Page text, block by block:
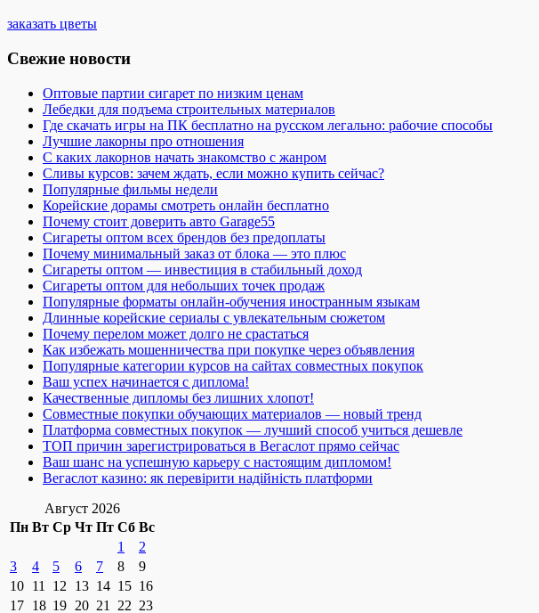
заказать цветы
Свежие новости
Оптовые партии сигарет по низким ценам
Лебедки для подъема строительных материалов
Где скачать игры на ПК бесплатно на русском легально: рабочие способы
Лучшие лакорны про отношения
С каких лакорнов начать знакомство с жанром
Сливы курсов: зачем ждать, если можно купить сейчас?
Популярные фильмы недели
Корейские дорамы смотреть онлайн бесплатно
Почему стоит доверить авто Garage55
Сигареты оптом всех брендов без предоплаты
Почему минимальный заказ от блока — это плюс
Сигареты оптом — инвестиция в стабильный доход
Сигареты оптом для небольших точек продаж
Популярные форматы онлайн-обучения иностранным языкам
Длинные корейские сериалы с увлекательным сюжетом
Почему перелом может долго не срастаться
Как избежать мошенничества при покупке через объявления
Популярные категории курсов на сайтах совместных покупок
Ваш успех начинается с диплома!
Качественные дипломы без лишних хлопот!
Совместные покупки обучающих материалов — новый тренд
Платформа совместных покупок — лучший способ учиться дешевле
ТОП причин зарегистрироваться в Вегаслот прямо сейчас
Ваш шанс на успешную карьеру с настоящим дипломом!
Вегаслот казино: як перевірити надійність платформи
Август 2026
Пн Вт Ср Чт Пт Сб Вс
1
2
3
4 5 6 7 8
9
10 11 12 13 14 15 16
17 18 19 20 21 22 23